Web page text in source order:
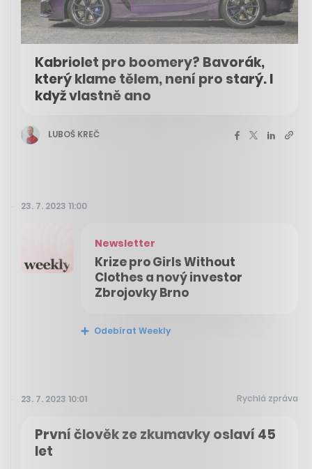
Kabriolet pro boomery? Bavorák,
který klame tělem, není pro starý. I
když vlastně ano
LUBOŠ KREČ
23. 7. 2023 11:00
Newsletter
Krize pro Girls Without
Clothes a nový investor
Zbrojovky Brno
Odebírat Weekly
23. 7. 2023 10:01 Rychlá zpráva
První člověk ze zkumavky oslaví 45
let